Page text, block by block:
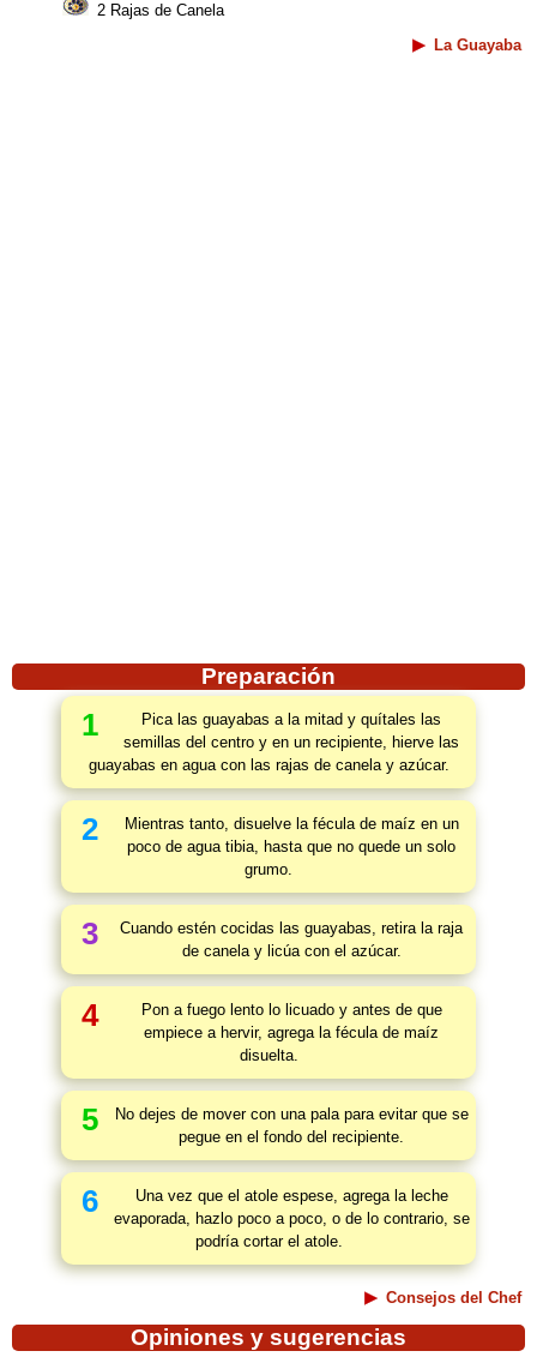
2 Rajas de Canela
La Guayaba
Preparación
1
Pica las guayabas a la mitad y quítales las
semillas del centro y en un recipiente, hierve las
guayabas en agua con las rajas de canela y azúcar.
2
Mientras tanto, disuelve la fécula de maíz en un
poco de agua tibia, hasta que no quede un solo
grumo.
3
Cuando estén cocidas las guayabas, retira la raja
de canela y licúa con el azúcar.
4
Pon a fuego lento lo licuado y antes de que
empiece a hervir, agrega la fécula de maíz
disuelta.
5
No dejes de mover con una pala para evitar que se
pegue en el fondo del recipiente.
6
Una vez que el atole espese, agrega la leche
evaporada, hazlo poco a poco, o de lo contrario, se
podría cortar el atole.
Consejos del Chef
Opiniones y sugerencias